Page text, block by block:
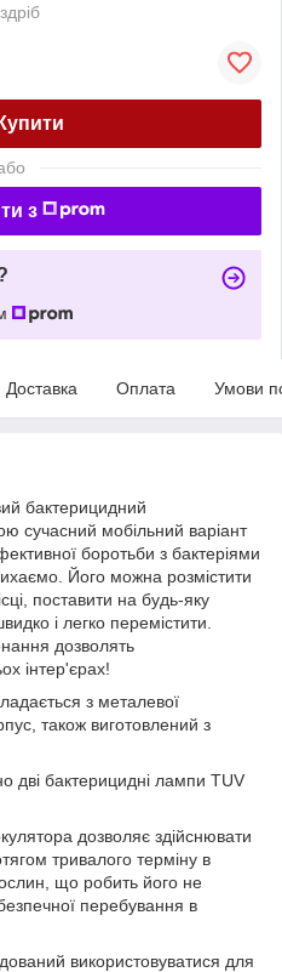
Купити
з
Доставка Оплата Умови
бактерицидний
сучасний мобільний варіант
боротьби з бактеріями
Його можна розмістити
поставити на будь-яку
і легко перемістити.
дозволять
інтер'єрах!
з металевої
також виготовлений з
дві бактерицидні лампи TUV
дозволяє здійснювати
тривалого терміну в
що робить його не
перебування в
використовуватися для